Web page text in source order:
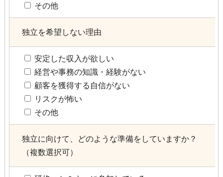
その他
独立を希望しない理由
安定した収入が欲しい
経営や事務の知識・経験がない
顧客を獲得する自信がない
リスクが怖い
その他
独立に向けて、どのような準備をしていますか？
（複数選択可）